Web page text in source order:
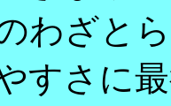
わざと
すさに